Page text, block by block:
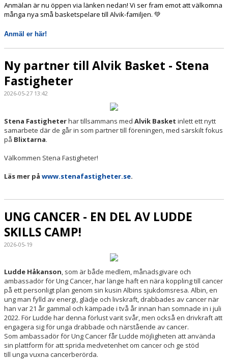
Anmälan är nu öppen via länken nedan! Vi ser fram emot att välkomna
många nya små basketspelare till Alvik-familjen. 💚
Anmäl er här!
Ny partner till Alvik Basket - Stena
Fastigheter
2026-05-27 13:42
Stena Fastigheterhar tillsammans med Alvik Basket inlett ett nytt
samarbete där de går in som partner till föreningen, med särskilt fokus
på Blixtarna.
Välkommen Stena Fastigheter!
Läs mer på www.stenafastigheter.se.
UNG CANCER - EN DEL AV LUDDE
SKILLS CAMP!
2026-05-19
Ludde Håkanson, som är både medlem, månadsgivare och
ambassadör för Ung Cancer, har länge haft en nära koppling till cancer
på ett personligt plan genom sin kusin Albins sjukdomsresa. Albin, en
ung man fylld av energi, glädje och livskraft, drabbades av cancer när
han var 21 år gammal och kämpade i två år innan han somnade in i juli
2022. För Ludde har denna förlust varit svår, men också en drivkraft att
engagera sig för unga drabbade och närstående av cancer.
Som ambassadör för Ung Cancer får Ludde möjligheten att använda
sin plattform för att sprida medvetenhet om cancer och ge stöd
till unga vuxna cancerberörda.